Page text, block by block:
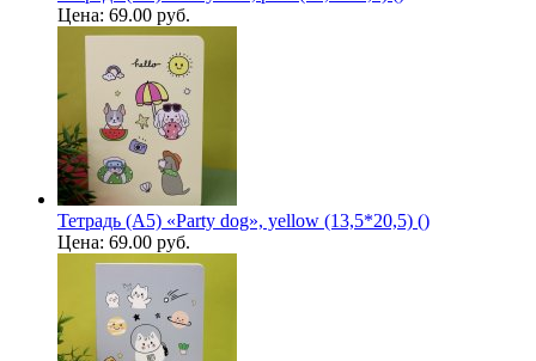
Цена: 69.00 руб.
Тетрадь (A5) «Party dog», yellow (13,5*20,5) ()
Цена: 69.00 руб.